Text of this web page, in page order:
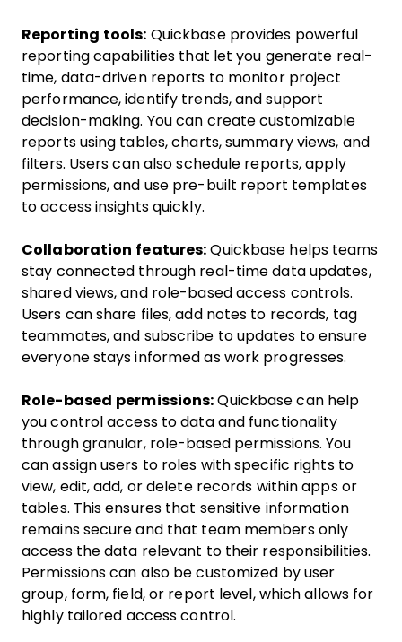
Reporting tools: Quickbase provides powerful
reporting capabilities that let you generate real-
time, data-driven reports to monitor project
performance, identify trends, and support
decision-making. You can create customizable
reports using tables, charts, summary views, and
filters. Users can also schedule reports, apply
permissions, and use pre-built report templates
to access insights quickly.
Collaboration features: Quickbase helps teams
stay connected through real-time data updates,
shared views, and role-based access controls.
Users can share files, add notes to records, tag
teammates, and subscribe to updates to ensure
everyone stays informed as work progresses.
Role-based permissions: Quickbase can help
you control access to data and functionality
through granular, role-based permissions. You
can assign users to roles with specific rights to
view, edit, add, or delete records within apps or
tables. This ensures that sensitive information
remains secure and that team members only
access the data relevant to their responsibilities.
Permissions can also be customized by user
group, form, field, or report level, which allows for
highly tailored access control.